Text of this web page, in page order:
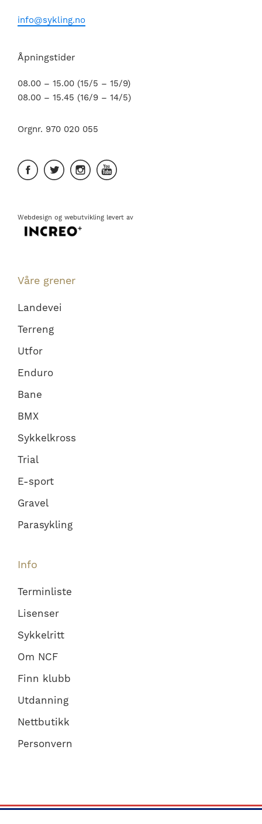
info@sykling.no
Åpningstider
08.00 – 15.00 (15/5 – 15/9)
08.00 – 15.45 (16/9 – 14/5)
Orgnr. 970 020 055
Webdesign og webutvikling levert av
Våre grener
Landevei
Terreng
Utfor
Enduro
Bane
BMX
Sykkelkross
Trial
E-sport
Gravel
Parasykling
Info
Terminliste
Lisenser
Sykkelritt
Om NCF
Finn klubb
Utdanning
Nettbutikk
Personvern